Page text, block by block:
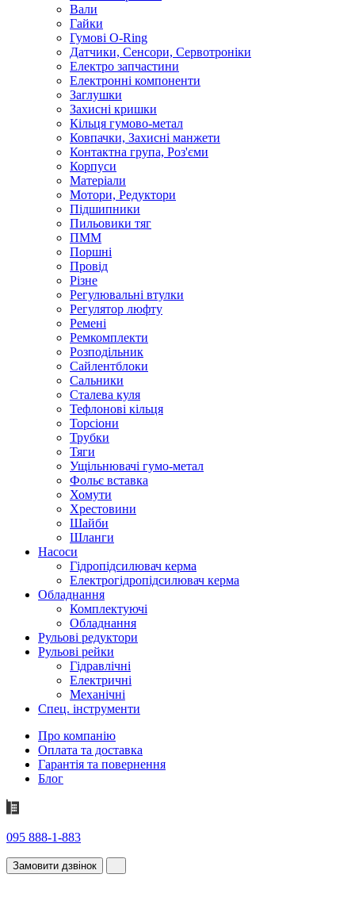
Вали
Гайки
Гумові O-Ring
Датчики, Сенсори, Сервотроніки
Електро запчастини
Електронні компоненти
Заглушки
Захисні кришки
Кільця гумово-метал
Ковпачки, Захисні манжети
Контактна група, Роз'єми
Корпуси
Матеріали
Мотори, Редуктори
Підшипники
Пильовики тяг
ПММ
Поршні
Провід
Різне
Регулювальні втулки
Регулятор люфту
Ремені
Ремкомплекти
Розподільник
Сайлентблоки
Сальники
Сталева куля
Тефлонові кільця
Торсіони
Трубки
Тяги
Ущільнювачі гумо-метал
Фольє вставка
Хомути
Хрестовини
Шайби
Шланги
Насоси
Гідропідсилювач керма
Електрогідропідсилювач керма
Обладнання
Комплектуючі
Обладнання
Рульові редуктори
Рульові рейки
Гідравлічні
Електричні
Механічні
Спец. інструменти
Про компанію
Оплата та доставка
Гарантія та повернення
Блог
095 888-1-883
Замовити дзвінок